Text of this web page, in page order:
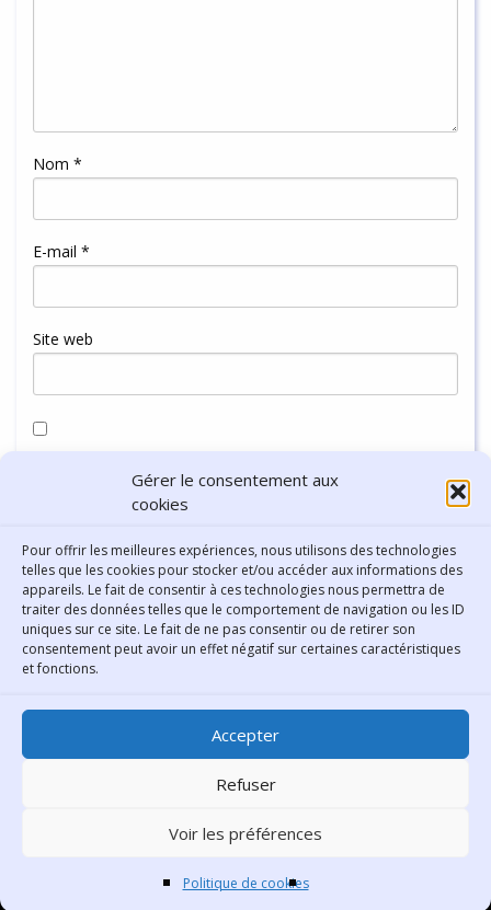
Gérer le consentement aux
cookies
Pour offrir les meilleures expériences, nous utilisons des technologies
telles que les cookies pour stocker et/ou accéder aux informations des
appareils. Le fait de consentir à ces technologies nous permettra de
traiter des données telles que le comportement de navigation ou les ID
uniques sur ce site. Le fait de ne pas consentir ou de retirer son
consentement peut avoir un effet négatif sur certaines caractéristiques
et fonctions.
Accepter
Refuser
Voir les préférences
Politique de cookies
Nom *
E-mail *
Site web
navigateur pour mon prochain commentaire.
Bibliothèque municipale de
Lyon
30 Boulevard Vivier-Merle
Contacter le comité éditorial